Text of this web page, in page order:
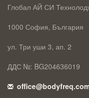
Глобал АЙ СИ
1000 София, България
ул. Три уши 3, ап. 2
ДДС №: BG204636019